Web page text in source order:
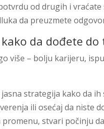
od drugih i vraćate
da preuzmete
da dođete do
više – bolju karijeru,
strategija kako da ih
ili osećaj da niste
stvari počinju